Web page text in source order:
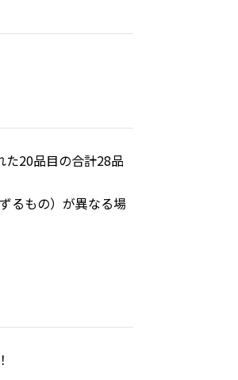
20品目の合計28品
るもの）が異なる場